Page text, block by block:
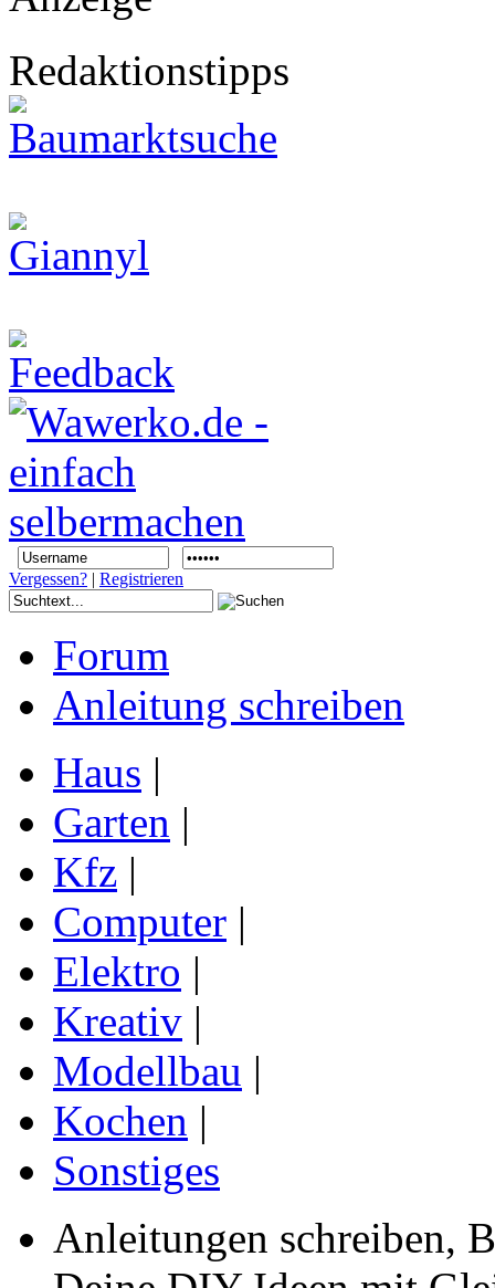
Redaktionstipps
Vergessen? | Registrieren
Forum
Anleitung schreiben
Haus |
Garten |
Kfz |
Computer |
Elektro |
Kreativ |
Modellbau |
Kochen |
Sonstiges
Anleitungen schreiben,